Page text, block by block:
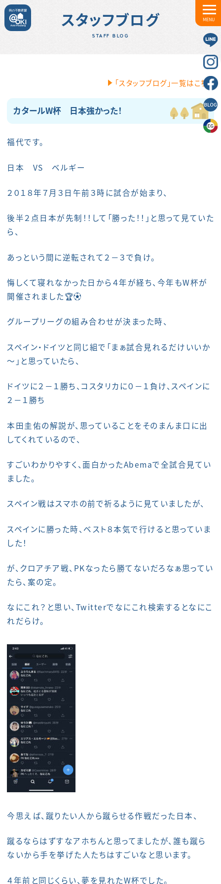
MENU
スタッフブログ
STAFF BLOG
「スタッフブログ」一覧はこちら
カタールW杯 日本強かった！
福代です。
日本 VS ベルギー
２０１８年７月３日午前３時に試合が始まり、
後半２点日本が先制！！して「勝った！！」と思って見ていた
ら、
あっという間に逆転されて２－３で負け。
悔しくて寝れなかった日から４年が経ち、今年もW杯が
開催されました🏆⚽
グループリーグの組み合わせが決まった時、
スペイン・ドイツと同じ組で「まぁ試合見れるだけいいか
～」と思っていたら、
ドイツに２－１勝ち、コスタリカに０－１負け、スペインに
２－１勝ち
本田圭佑の解説が、思っていることをそのまんま口に出
してくれているので、
すごいわかりやすく、面白かったAbemaで全試合見てい
ました。
スペイン戦はスマホの前で祈るように見ていましたが、
スペインに勝った時、ベスト８本気で行けると思っていま
した！
が、クロアチア戦、PKなったら勝てないだろなぁ思ってい
たら、案の定。
なにこれ？と思い、Twitterでなにこれ検索するとなにこ
れだらけ。
今思えば、蹴りたい人から蹴らせる作戦だった日本、
蹴るならはずすなアホちんと思ってましたが、誰も蹴ら
ないから手を挙げた人たちはすごいなと思います。
４年前と同じくらい、夢を見れたW杯でした。